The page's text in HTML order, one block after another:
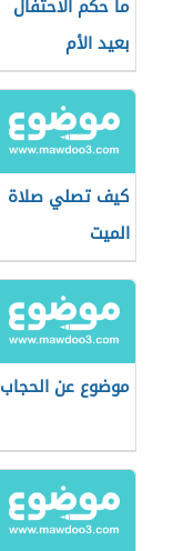
ما حكم الاحتفال
بعيد الأم
كيف تصلي صلاة
الميت
موضوع عن الحجاب